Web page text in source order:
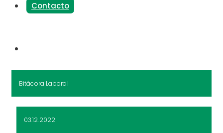
Contacto
Bitácora Laboral
03.12.2022